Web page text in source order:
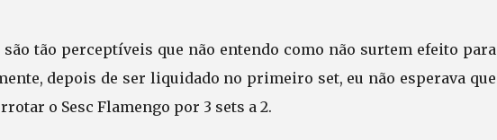
tão perceptíveis que não entendo como não surtem efeito para
depois de ser liquidado no primeiro set, eu não esperava que
o Sesc Flamengo por 3 sets a 2.